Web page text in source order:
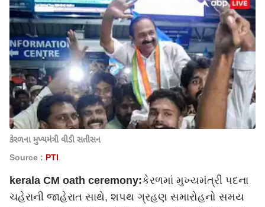
કેરળના મુખ્યમંત્રી વીડી સતીસન
Source : PTI
kerala CM oath ceremony:કેરળમાં મુખ્યમંત્રી પદના
ચહેરાની જાહેરાત સાથે, શપથ ગ્રહણ સમારોહનો સમય